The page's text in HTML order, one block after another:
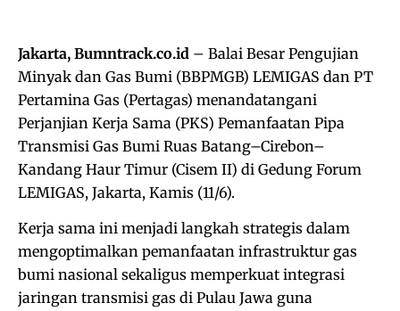
Jakarta, Bumntrack.co.id – Balai Besar Pengujian
Minyak dan Gas Bumi (BBPMGB) LEMIGAS dan PT
Pertamina Gas (Pertagas) menandatangani
Perjanjian Kerja Sama (PKS) Pemanfaatan Pipa
Transmisi Gas Bumi Ruas Batang–Cirebon–
Kandang Haur Timur (Cisem II) di Gedung Forum
LEMIGAS, Jakarta, Kamis (11/6).
Kerja sama ini menjadi langkah strategis dalam
mengoptimalkan pemanfaatan infrastruktur gas
bumi nasional sekaligus memperkuat integrasi
jaringan transmisi gas di Pulau Jawa guna